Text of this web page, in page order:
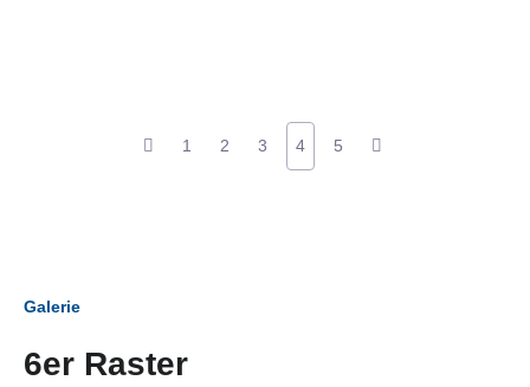
1 2 3 4 5
Galerie
6er Raster